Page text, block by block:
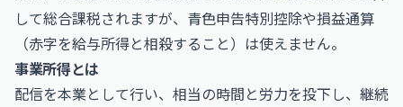
して総合課税されますが、青色申告特別控除や損益通算
（赤字を給与所得と相殺すること）は使えません。
事業所得とは
配信を本業として行い、相当の時間と労力を投下し、継続